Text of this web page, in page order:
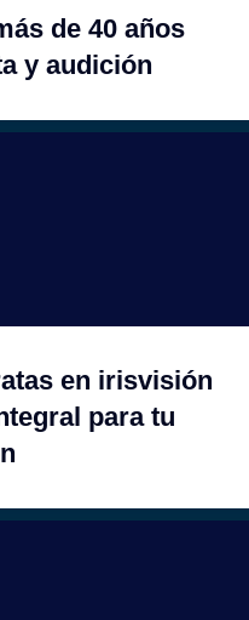
y audición
para tu